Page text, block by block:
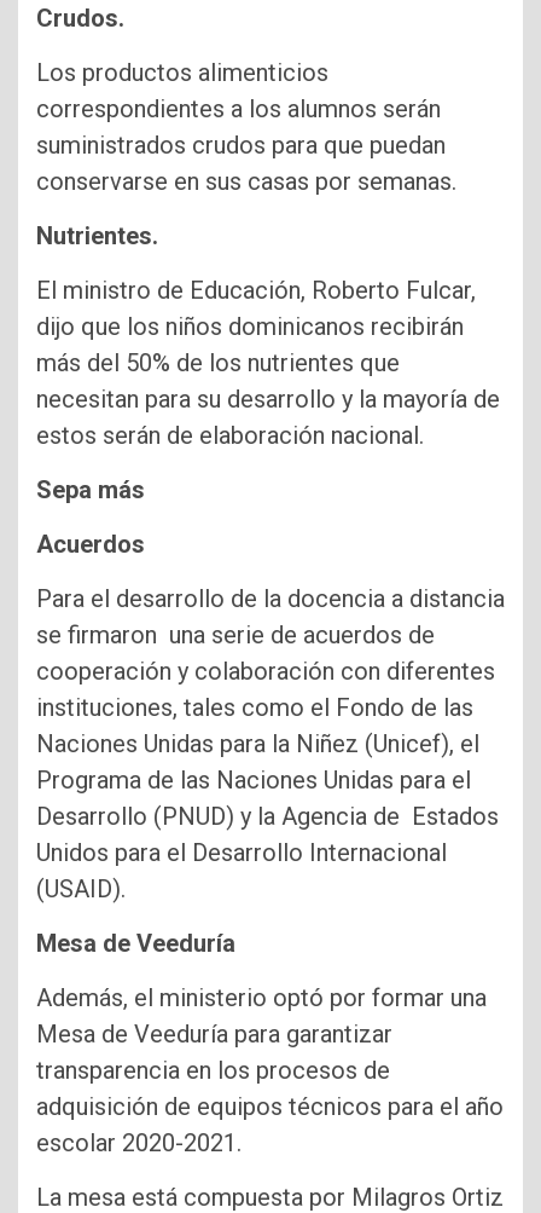
Crudos.
Los productos alimenticios
correspondientes a los alumnos serán
suministrados crudos para que puedan
conservarse en sus casas por semanas.
Nutrientes.
El ministro de Educación, Roberto Fulcar,
dijo que los niños dominicanos recibirán
más del 50% de los nutrientes que
necesitan para su desarrollo y la mayoría de
estos serán de elaboración nacional.
Sepa más
Acuerdos
Para el desarrollo de la docencia a distancia
se firmaron una serie de acuerdos de
cooperación y colaboración con diferentes
instituciones, tales como el Fondo de las
Naciones Unidas para la Niñez (Unicef), el
Programa de las Naciones Unidas para el
Desarrollo (PNUD) y la Agencia de Estados
Unidos para el Desarrollo Internacional
(USAID).
Mesa de Veeduría
Además, el ministerio optó por formar una
Mesa de Veeduría para garantizar
transparencia en los procesos de
adquisición de equipos técnicos para el año
escolar 2020-2021.
La mesa está compuesta por Milagros Ortiz